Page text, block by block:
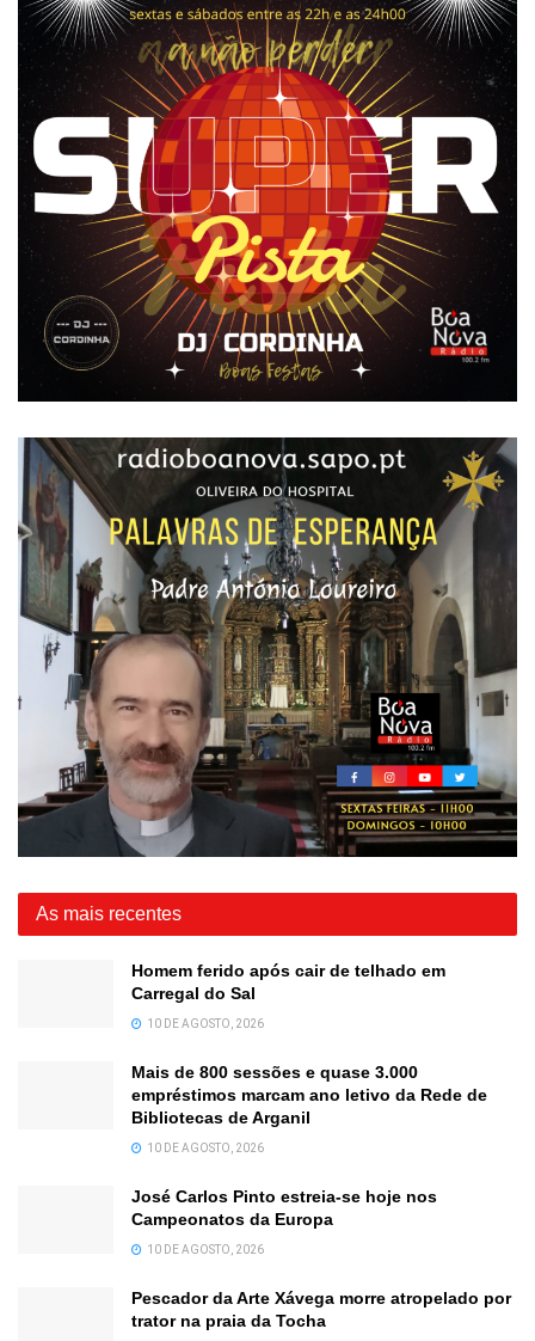
As mais recentes
Homem ferido após cair de telhado em
Carregal do Sal
10 DE AGOSTO, 2026
Mais de 800 sessões e quase 3.000
empréstimos marcam ano letivo da Rede de
Bibliotecas de Arganil
10 DE AGOSTO, 2026
José Carlos Pinto estreia-se hoje nos
Campeonatos da Europa
10 DE AGOSTO, 2026
Pescador da Arte Xávega morre atropelado por
trator na praia da Tocha